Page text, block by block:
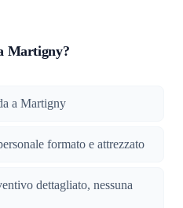
Martigny?
a Martigny
formato e attrezzato
dettagliato, nessuna